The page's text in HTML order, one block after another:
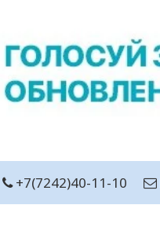
+7(7242)40-11-10